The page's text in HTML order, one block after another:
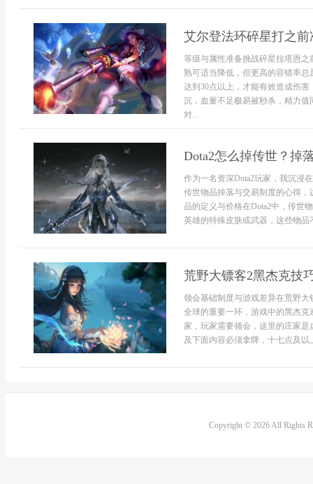
艾尔登法环碎星打之前
等级与属性准备挑战碎星拉塔恩
熟可适当降低，但更高的容错率
达到30点以上，才能有效造成伤
沉，血量不足极易被秒杀，精力
对...
Dota2怎么掉传世？掉
作为一名资深Dota2玩家，我沉浸
传世物品掉落与交易制度的心得
品的定义与价格在Dota2中，传世
英雄的特殊皮肤或武器，这些物
荒野大镖客2黑杰克技
领会基础制度与游戏差异在荒野
全球的重要一环，游戏中的黑杰
家，玩家需要领会，这里的庄家
及下面内容必须拿牌，十七点及
Copyright © 2026 All Rights